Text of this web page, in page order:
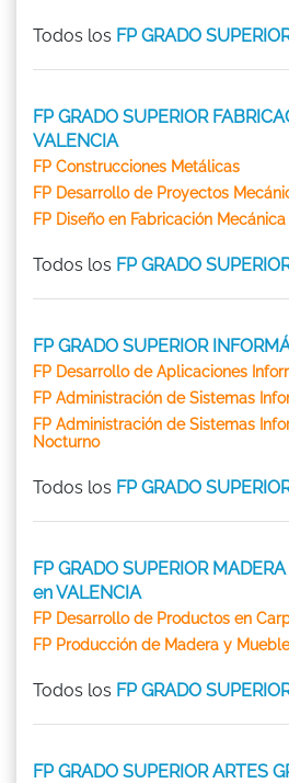
Todos los FP GRADO
FP GRADO SUPERIOR
VALENCIA
FP Construcciones Metálicas
FP Desarrollo de Proyectos
FP Diseño en Fabricación Mecánica
Todos los FP GRADO
FP GRADO SUPERIOR
FP Desarrollo de Aplicaciones
FP Administración de Sistemas
FP Administración de Sistemas
Nocturno
Todos los FP GRADO
FP GRADO SUPERIOR
en VALENCIA
FP Desarrollo de Productos en
FP Producción de Madera y Mueble
Todos los FP GRADO
FP GRADO SUPERIOR ARTES